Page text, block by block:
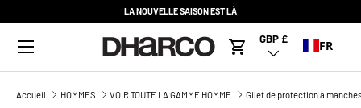
LA NOUVELLE SAISON EST LÀ
Menu
Panier
Pays/Région
GBP £ FR
Accueil HOMMES VOIR TOUTE LA GAMME HOMME Gilet de protection à